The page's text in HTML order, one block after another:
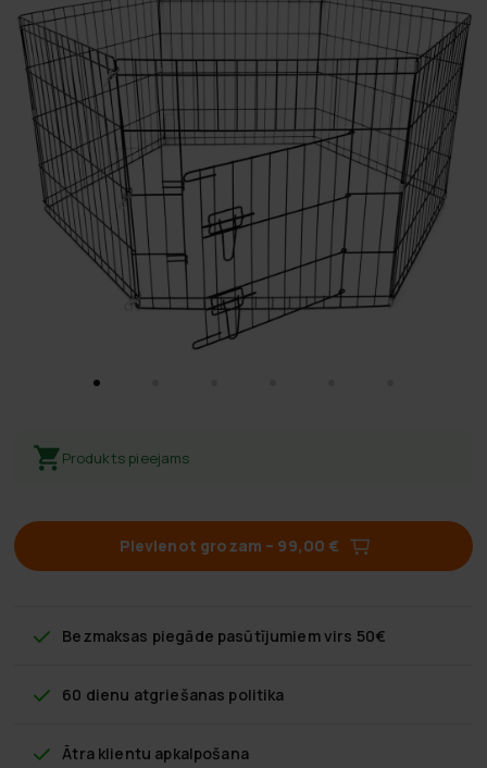
Produkts pieejams
Pievienot grozam – 99,00 €
Bezmaksas piegāde pasūtījumiem virs 50€
60 dienu atgriešanas politika
Ātra klientu apkalpošana